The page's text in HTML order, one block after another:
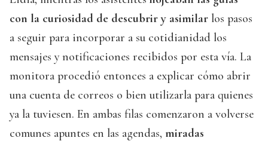
con la curiosidad de descubrir y asimilar los pasos
a seguir para incorporar a su cotidianidad los
mensajes y notificaciones recibidos por esta vía. La
monitora procedió entonces a explicar cómo abrir
una cuenta de correos o bien utilizarla para quienes
ya la tuviesen. En ambas filas comenzaron a volverse
comunes apuntes en las agendas, miradas